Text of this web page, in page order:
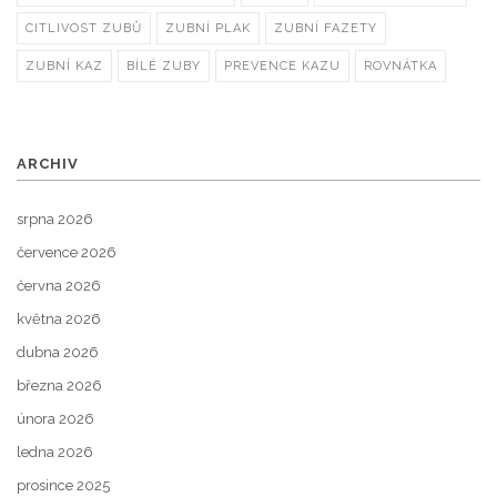
CITLIVOST ZUBŮ ZUBNÍ PLAK ZUBNÍ FAZETY
ZUBNÍ KAZ BÍLÉ ZUBY PREVENCE KAZU ROVNÁTKA
ARCHIV
srpna 2026
července 2026
června 2026
května 2026
dubna 2026
března 2026
února 2026
ledna 2026
prosince 2025